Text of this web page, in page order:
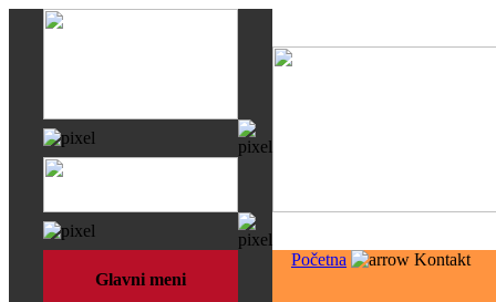
Glavni meni
Početna Kontakt